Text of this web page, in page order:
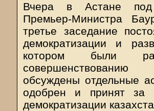
Вчера в Астане под
Премьер-Министра
третье заседание
демократизации и
котором были
совершенствованию
обсуждены отдельные
одобрен и принят за
демократизации